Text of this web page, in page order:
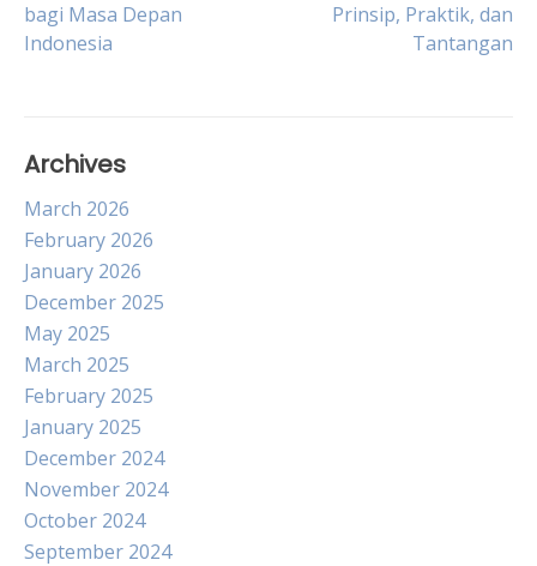
navigation
bagi Masa Depan
Indonesia
Prinsip, Praktik, dan
Tantangan
Archives
March 2026
February 2026
January 2026
December 2025
May 2025
March 2025
February 2025
January 2025
December 2024
November 2024
October 2024
September 2024